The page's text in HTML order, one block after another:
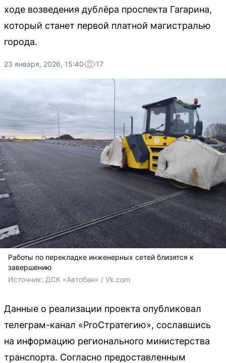
ходе возведения дублёра проспекта Гагарина,
который станет первой платной магистралью
города.
23 января, 2026, 15:40 17
Работы по перекладке инженерных сетей близятся к
завершению
Источник: ДСК «Автобан» / Vk.com
Данные о реализации проекта опубликовал
телеграм-канал «ProСтратегию», сославшись
на информацию регионального министерства
транспорта. Согласно предоставленным